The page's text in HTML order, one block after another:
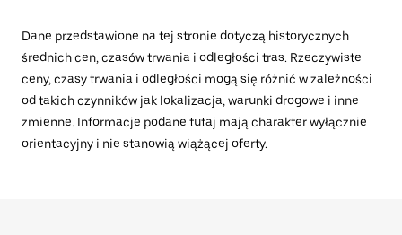
Dane przedstawione na tej stronie dotyczą historycznych
średnich cen, czasów trwania i odległości tras. Rzeczywiste
ceny, czasy trwania i odległości mogą się różnić w zależności
od takich czynników jak lokalizacja, warunki drogowe i inne
zmienne. Informacje podane tutaj mają charakter wyłącznie
orientacyjny i nie stanowią wiążącej oferty.